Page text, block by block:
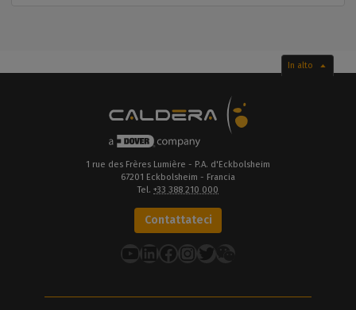
In alto
1 rue des Frères Lumière - P.A. d'Eckbolsheim
67201 Eckbolsheim - Francia
Tel. +33 388 210 000
Contattateci
YouTube
LinkedIn
Facebook
Instagram
Twitter